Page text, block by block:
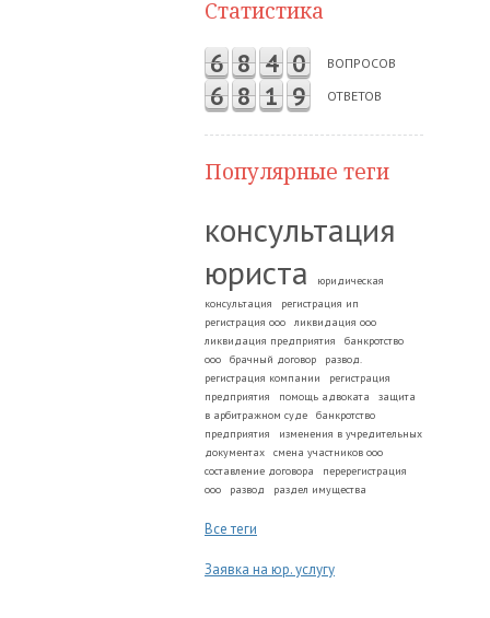
Статистика
6 8 4 0 ВОПРОСОВ
6 8 1 9 ОТВЕТОВ
Популярные теги
консультация
юриста
юридическая
консультация
регистрация ип
регистрация ооо
ликвидация ооо
ликвидация предприятия
банкротство
ооо
брачный договор
развод.
регистрация компании
регистрация
предприятия
помощь адвоката
защита
в арбитражном суде
банкротство
предприятия
изменения в учредительных
документах
смена участников ооо
составление договора
перерегистрация
ооо
развод раздел имущества
Все теги
Заявка на юр. услугу